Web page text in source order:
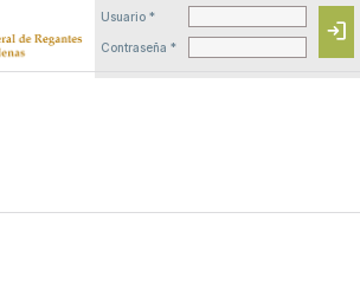
Usuario *
Contraseña *
login